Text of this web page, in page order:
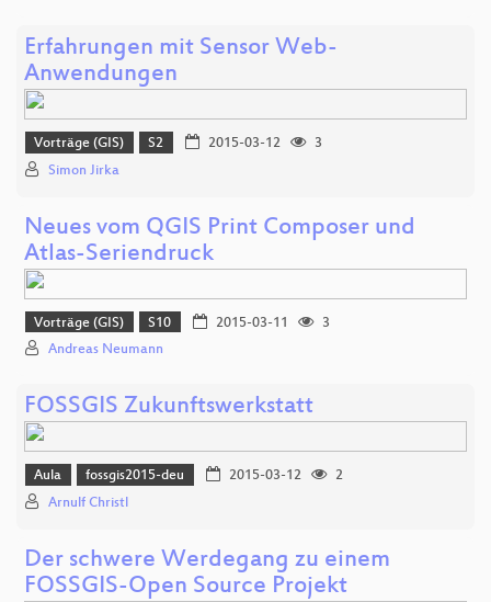
Erfahrungen mit Sensor Web-
Anwendungen
Vorträge (GIS) S2 2015-03-12
3
Simon Jirka
Neues vom QGIS Print Composer und
Atlas-Seriendruck
Vorträge (GIS) S10 2015-03-11
3
Andreas Neumann
FOSSGIS Zukunftswerkstatt
Aula fossgis2015-deu 2015-03-12
2
Arnulf Christl
Der schwere Werdegang zu einem
FOSSGIS-Open Source Projekt